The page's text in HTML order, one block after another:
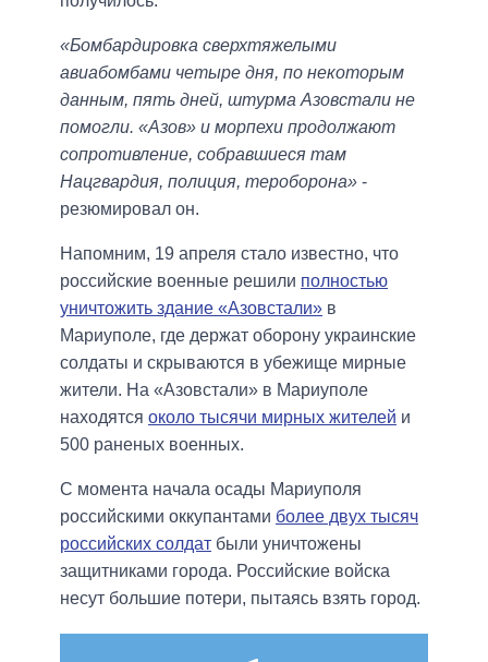
«Бомбардировка сверхтяжелыми
авиабомбами четыре дня, по некоторым
данным, пять дней, штурма Азовстали не
помогли. «Азов» и морпехи продолжают
сопротивление, собравшиеся там
Нацгвардия, полиция, тероборона» -
резюмировал он.
Напомним, 19 апреля стало известно, что
российские военные решили полностью
уничтожить здание «Азовстали» в
Мариуполе, где держат оборону украинские
солдаты и скрываются в убежище мирные
жители. На «Азовстали» в Мариуполе
находятся около тысячи мирных жителей и
500 раненых военных.
С момента начала осады Мариуполя
российскими оккупантами более двух тысяч
российских солдат были уничтожены
защитниками города. Российские войска
несут большие потери, пытаясь взять город.